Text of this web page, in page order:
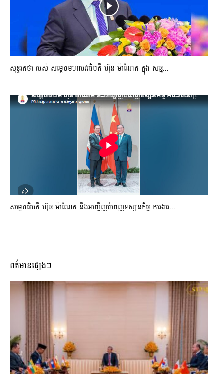
សុន្ទរកថា របស់ សម្ដេចមហាបវរធិបតី ហ៊ុន ម៉ាណែត ក្នុង សន្ន...
សម្តេចធិបតី ហ៊ុន ម៉ាណែត នឹងអញ្ជើញបំពេញទស្សនកិច្ច ការងារ...
ពត៌មានផ្សេងៗ